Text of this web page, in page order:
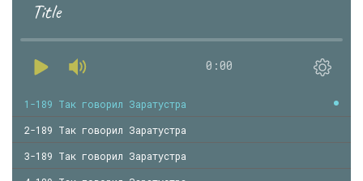
Title
0:00
1-189 Так говорил Заратустра
2-189 Так говорил Заратустра
3-189 Так говорил Заратустра